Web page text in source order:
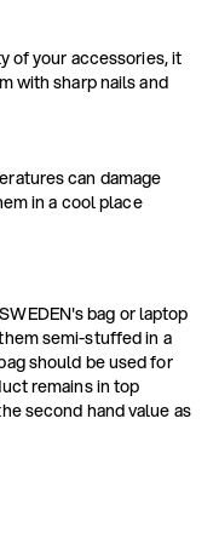
of your accessories, it
with sharp nails and
can damage
in a cool place
bag or laptop
semi-stuffed in a
should be used for
remains in top
second hand value as